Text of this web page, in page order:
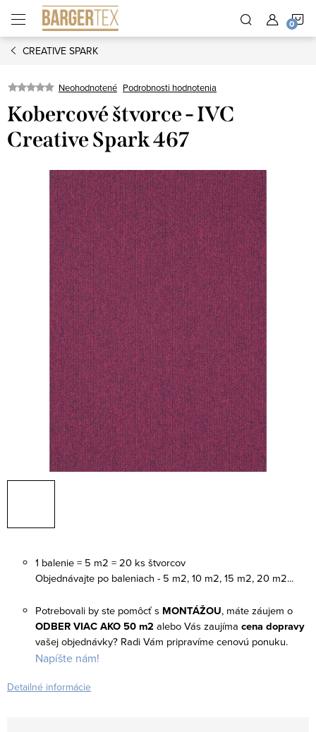
obsah
CREATIVE SPARK
Neohodnotené Podrobnosti hodnotenia
Kobercové štvorce - IVC
Creative Spark 467
1 balenie = 5 m2 = 20 ks štvorcov
Objednávajte po baleniach - 5 m2, 10 m2, 15 m2, 20 m2...
Potrebovali by ste pomôcť s MONTÁŽOU, máte záujem o
ODBER VIAC AKO 50 m2 alebo Vás zaujíma cena dopravy
vašej objednávky? Radi Vám pripravíme cenovú ponuku.
Napíšte nám!
Detailné informácie